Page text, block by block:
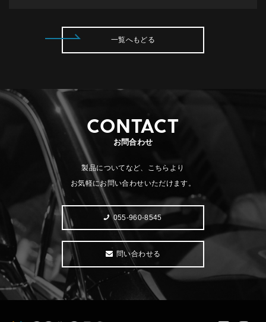
一覧へもどる
CONTACT
お問合わせ
製品についてなど、こちらより
お気軽にお問い合わせいただけます。
055-960-8545
問い合わせる